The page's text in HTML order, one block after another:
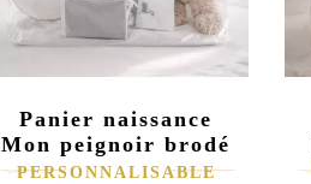
Panier naissance
Mon peignoir brodé
PERSONNALISABLE